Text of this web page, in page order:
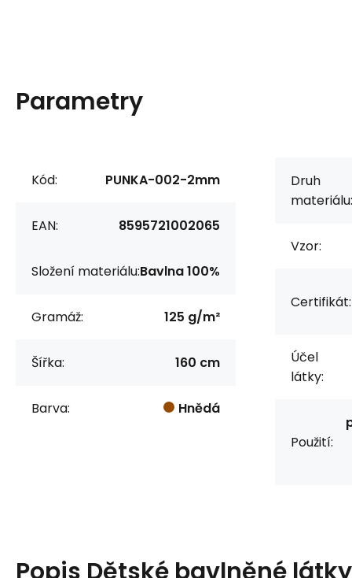
Parametry
Kód: PUNKA-002-2mm
EAN: 8595721002065
Složení materiálu:Bavlna 100%
Gramáž: 125 g/m²
Šířka: 160 cm
Barva: Hnědá
Druh
materiálu:
Vzor:
Certifikát:
Účel
látky:
Použití: